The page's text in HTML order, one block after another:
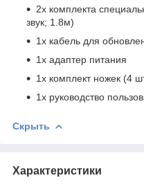
2х комплекта
звук; 1.8м)
1х кабель для
1х адаптер питания
1х комплект ножек (4
1x руководство
Скрыть
Характеристики